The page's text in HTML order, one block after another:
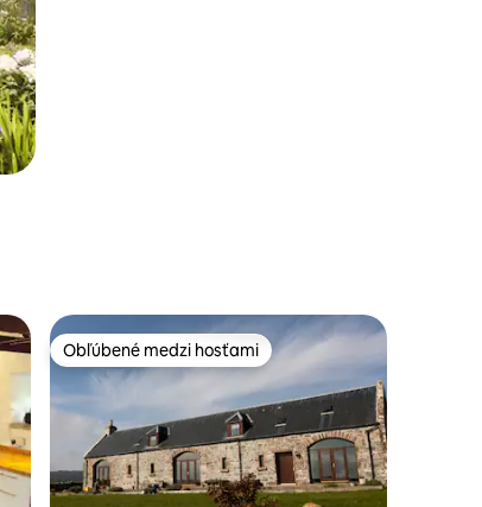
Obľúbené medzi hosťami
Obľúbené medzi hosťami